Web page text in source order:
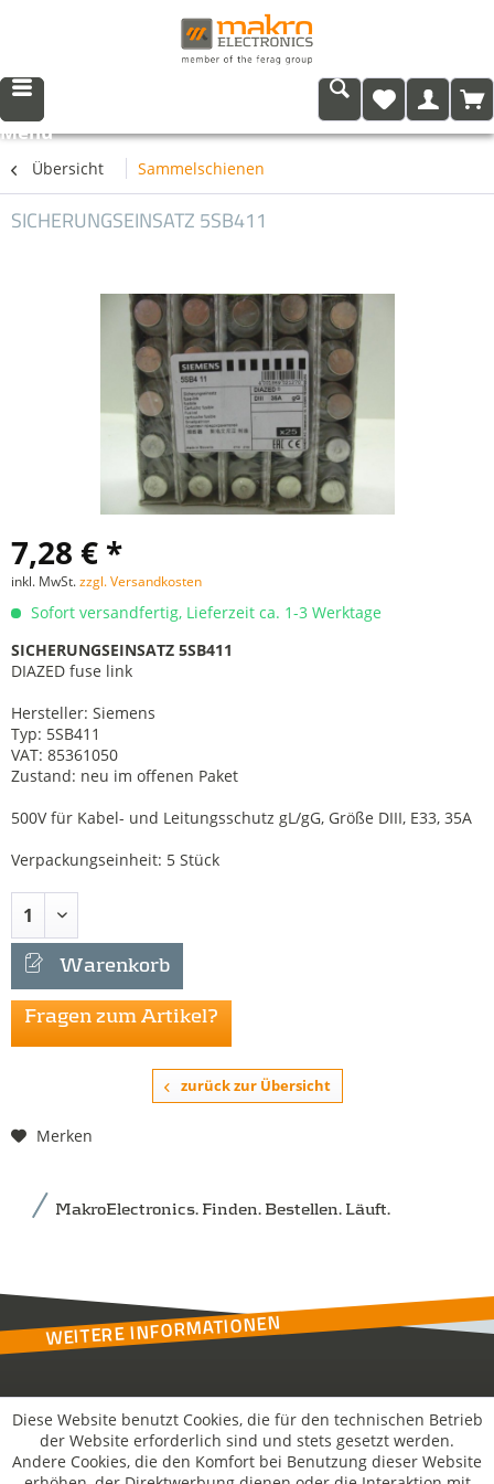
Menü
Übersicht Sammelschienen
SICHERUNGSEINSATZ 5SB411
7,28 € *
inkl. MwSt.zzgl. Versandkosten
Sofort versandfertig, Lieferzeit ca. 1-3 Werktage
SICHERUNGSEINSATZ 5SB411
DIAZED fuse link
Hersteller: Siemens
Typ: 5SB411
VAT: 85361050
Zustand: neu im offenen Paket
500V für Kabel- und Leitungsschutz gL/gG, Größe DIII, E33, 35A
Verpackungseinheit: 5 Stück
Warenkorb
Fragen zum Artikel?
zurück zur Übersicht
Merken
MakroElectronics. Finden. Bestellen. Läuft.
WEITERE INFORMATIONEN
Kontakt
MakroSolutions
Diese Website benutzt Cookies, die für den technischen Betrieb
der Website erforderlich sind und stets gesetzt werden.
Andere Cookies, die den Komfort bei Benutzung dieser Website